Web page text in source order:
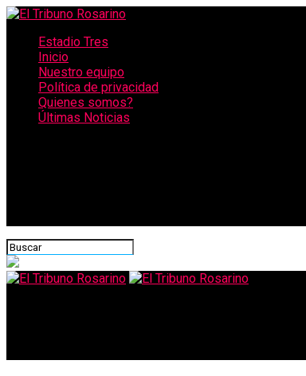
Estadio Tres
Inicio
Nuestro equipo
Política de privacidad
Quienes somos?
Últimas Noticias